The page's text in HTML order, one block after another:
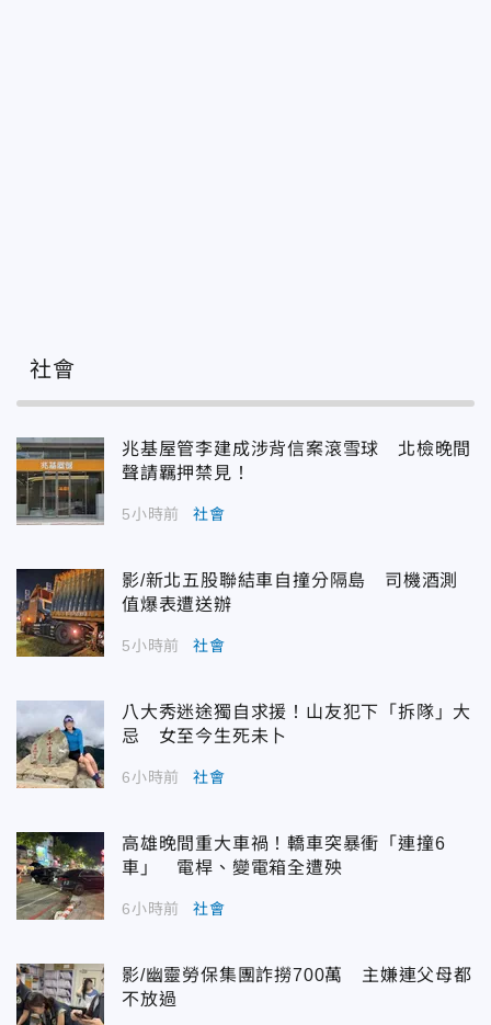
社會
兆基屋管李建成涉背信案滾雪球 北檢晚間
聲請羈押禁見！
5小時前 社會
影/新北五股聯結車自撞分隔島 司機酒測
值爆表遭送辦
5小時前 社會
八大秀迷途獨自求援！山友犯下「拆隊」大
忌 女至今生死未卜
6小時前 社會
高雄晚間重大車禍！轎車突暴衝「連撞6
車」 電桿、變電箱全遭殃
6小時前 社會
影/幽靈勞保集團詐撈700萬 主嫌連父母都
不放過